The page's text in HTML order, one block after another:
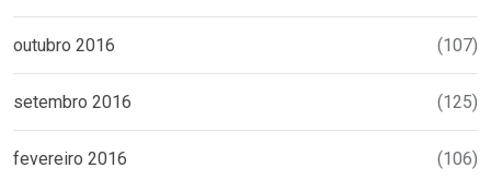
outubro 2016 (107)
setembro 2016 (125)
fevereiro 2016 (106)